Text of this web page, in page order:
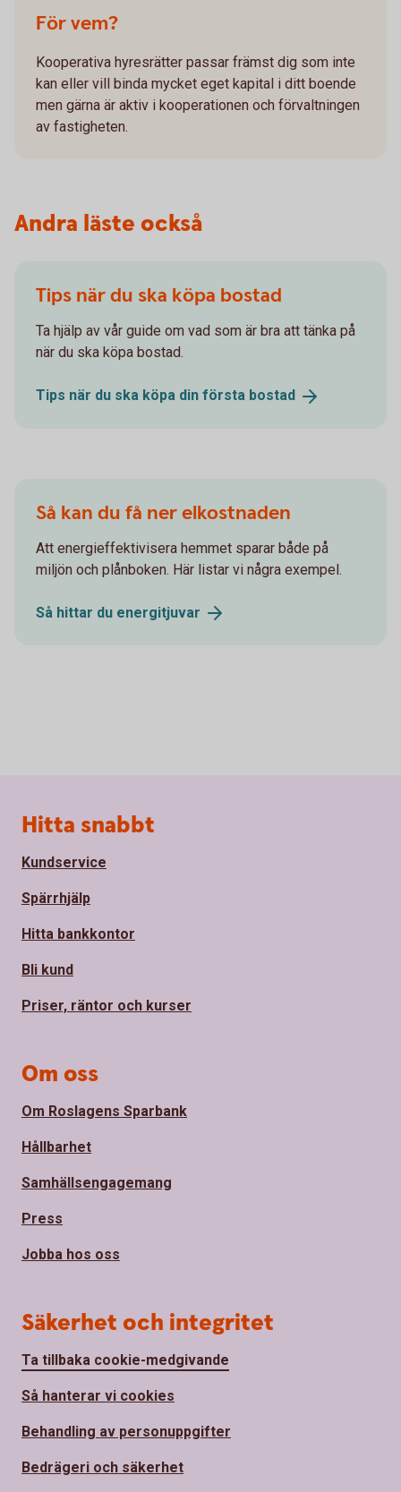
För vem?
Kooperativa hyresrätter passar främst dig som inte
kan eller vill binda mycket eget kapital i ditt boende
men gärna är aktiv i kooperationen och förvaltningen
av fastigheten.
Andra läste också
Tips när du ska köpa bostad
Ta hjälp av vår guide om vad som är bra att tänka på
när du ska köpa bostad.
Tips när du ska köpa din första bostad
Så kan du få ner elkostnaden
Att energieffektivisera hemmet sparar både på
miljön och plånboken. Här listar vi några exempel.
Så hittar du energitjuvar
Sidfot
Hitta snabbt
Kundservice
Spärrhjälp
Hitta bankkontor
Bli kund
Priser, räntor och kurser
Om oss
Om Roslagens Sparbank
Hållbarhet
Samhällsengagemang
Press
Jobba hos oss
Säkerhet och integritet
Ta tillbaka cookie-medgivande
Så hanterar vi cookies
Behandling av personuppgifter
Bedrägeri och säkerhet